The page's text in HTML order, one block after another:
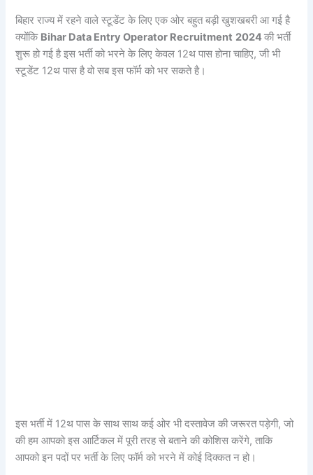
बिहार राज्य में रहने वाले स्टूडेंट के लिए एक ओर बहुत बड़ी खुशखबरी आ गई है
क्योंकि Bihar Data Entry Operator Recruitment 2024की भर्ती
शुरू हो गई है इस भर्ती को भरने के लिए केवल 12थ पास होना चाहिए, जी भी
स्टूडेंट 12थ पास है वो सब इस फॉर्म को भर सकते है।
इस भर्ती में 12थ पास के साथ साथ कई ओर भी दस्तावेज की जरूरत पड़ेगी, जो
की हम आपको इस आर्टिकल में पूरी तरह से बताने की कोशिस करेंगे, ताकि
आपको इन पदों पर भर्ती के लिए फॉर्म को भरने में कोई दिक्कत न हो।